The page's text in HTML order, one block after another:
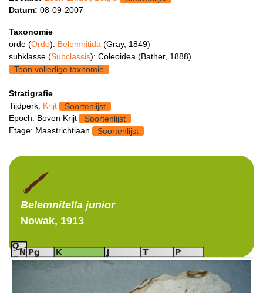
Datum: 08-09-2007
Taxonomie
orde (Ordo): Belemnitida (Gray, 1849)
subklasse (Subclassis): Coleoidea (Bather, 1888)
Toon volledige taxnomie
Stratigrafie
Tijdperk: Krijt
Soortenlijst
Epoch: Boven Krijt
Soortenlijst
Etage: Maastrichtiaan
Soortenlijst
Belemnitella junior
Nowak, 1913